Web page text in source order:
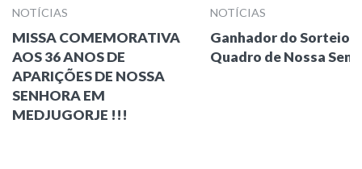
NOTÍCIAS
MISSA COMEMORATIVA
AOS 36 ANOS DE
APARIÇÕES DE NOSSA
SENHORA EM
MEDJUGORJE !!!
NOTÍCIAS
Ganhador do Sorteio
Quadro de Nossa